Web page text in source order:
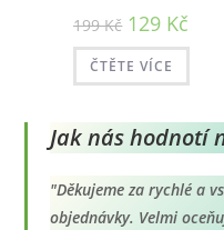
199Kč Původní
cena
byla:
199 Kč.
129 Kč
je:
ČTĚTE VÍCE
Jak nás hodnotí
"Děkujeme za rychlé a
objednávky. Velmi